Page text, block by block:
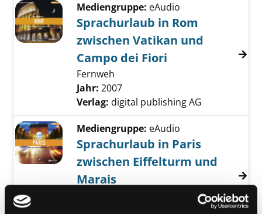
Mediengruppe: eAudio
Sprachurlaub in Rom
zwischen Vatikan und
Campo dei Fiori
Fernweh
Suche nach diesem Verfasser
Jahr: 2007
Verlag: digital publishing AG
Mediengruppe: eAudio
Sprachurlaub in Paris
zwischen Eiffelturm und
Marais